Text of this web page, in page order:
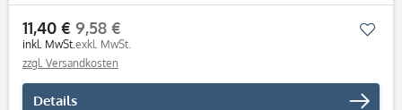
11,40 €
inkl. MwSt.
9,58 €
exkl. MwSt.
zzgl. Versandkosten
Details